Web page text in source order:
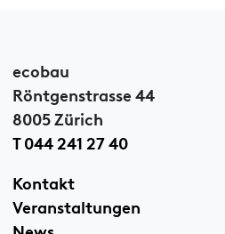
ecobau
Röntgenstrasse 44
8005 Zürich
T 044 241 27 40
Kontakt
Veranstaltungen
News